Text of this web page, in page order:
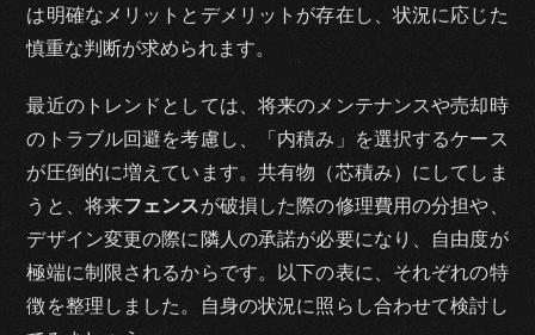
は明確なメリットとデメリットが存在し、状況に応じた
慎重な判断が求められます。
最近のトレンドとしては、将来のメンテナンスや売却時
のトラブル回避を考慮し、「内積み」を選択するケース
が圧倒的に増えています。共有物（芯積み）にしてしま
うと、将来フェンスが破損した際の修理費用の分担や、
デザイン変更の際に隣人の承諾が必要になり、自由度が
極端に制限されるからです。以下の表に、それぞれの特
徴を整理しました。自身の状況に照らし合わせて検討し